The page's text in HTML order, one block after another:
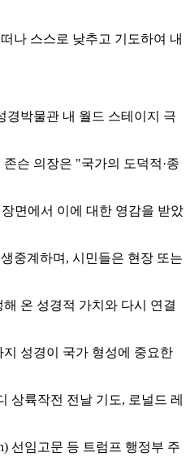
나 스스로 낮추고 기도하여 내
경박물관 내 월드 스테이지 극
슨 의장은 "국가의 도덕적·종
면에서 이에 대한 영감을 받았
중계하며, 시민들은 현장 또는
해 온 성경적 가치와 다시 연결
성경이 국가 형성에 중요한
상륙작전 전날 기도, 로널드 레
선임고문 등 트럼프 행정부 주